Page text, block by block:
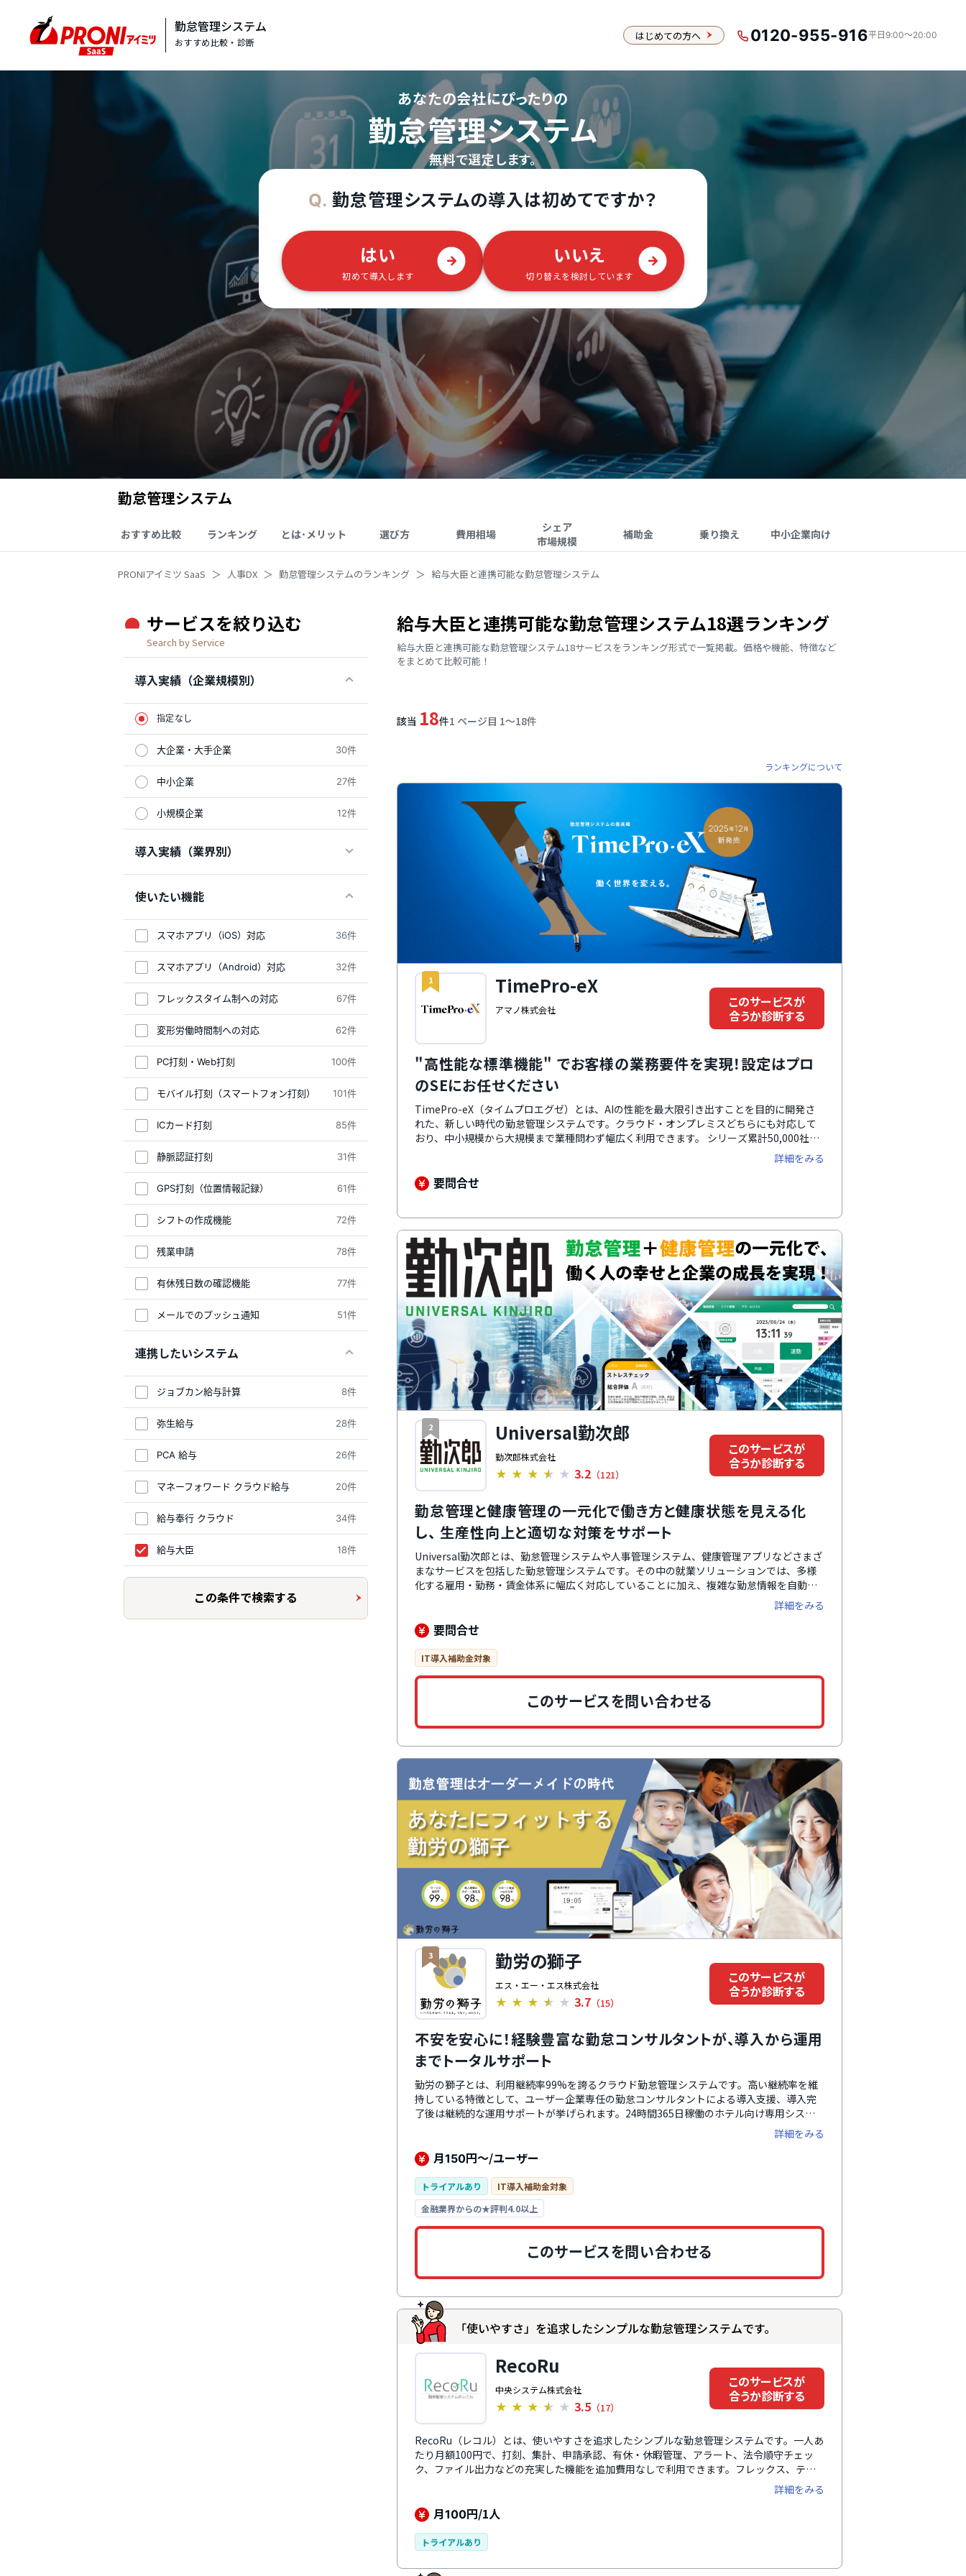
勤怠管理システム
おすすめ比較・診断 はじめての方へ 0120-955-916平日9:00〜20:00
あなたの会社にぴったりの
勤怠管理システム
無料で選定します。
Q. 勤怠管理システムの導入は初めてですか？
はい
初めて導入します
いいえ
切り替えを検討しています
勤怠管理システム
おすすめ比較 ランキング とは･メリット 選び方 費用相場
シェア
市場規模
補助金 乗り換え 中小企業向け
PRONIアイミツ SaaS 人事DX 勤怠管理システムのランキング 給与大臣と連携可能な勤怠管理システム
サービスを絞り込む
Search by Service
導入実績（企業規模別）
指定なし
大企業・大手企業 30件
中小企業 27件
小規模企業 12件
導入実績（業界別）
使いたい機能
スマホアプリ（iOS）対応 36件
スマホアプリ（Android）対応 32件
フレックスタイム制への対応 67件
変形労働時間制への対応 62件
PC打刻・Web打刻 100件
モバイル打刻（スマートフォン打刻） 101件
ICカード打刻 85件
静脈認証打刻 31件
GPS打刻（位置情報記録） 61件
シフトの作成機能 72件
残業申請 78件
有休残日数の確認機能 77件
メールでのプッシュ通知 51件
連携したいシステム
ジョブカン給与計算 8件
弥生給与 28件
PCA 給与 26件
マネーフォワード クラウド給与 20件
給与奉行 クラウド 34件
給与大臣 18件
この条件で検索する
給与大臣と連携可能な勤怠管理システム18選ランキング
給与大臣と連携可能な勤怠管理システム18サービスをランキング形式で一覧掲載。価格や機能、特徴など
をまとめて比較可能！
該当 18件1 ページ目 1〜18件
ランキングについて
1 TimePro-eX
アマノ株式会社
このサービスが
合うか診断する
"高性能な標準機能" でお客様の業務要件を実現！設定はプロ
のSEにお任せください
TimePro-eX（タイムプロエグゼ）とは、AIの性能を最大限引き出すことを目的に開発さ
れた、新しい時代の勤怠管理システムです。クラウド・オンプレミスどちらにも対応して
おり、中小規模から大規模まで業種問わず幅広く利用できます。 シリーズ累計50,000社以
上の立ち上げ実績を有し、一人当たり平均立ち上げ実績200社以上を誇るSEが、要件定義
から稼働までを伴走支援します。高性能・伴走支援力・直感的なUI/UXで1件の労務リスク
も見逃さない仕組みの実現を目指します。
詳細をみる
要問合せ
2 Universal勤次郎
勤次郎株式会社
★ ★ ★ ★ ★ 3.2 （121）
このサービスが
合うか診断する
勤怠管理と健康管理の一元化で働き方と健康状態を見える化
し、 生産性向上と適切な対策をサポート
Universal勤次郎とは、勤怠管理システムや人事管理システム、健康管理アプリなどさまざ
まなサービスを包括した勤怠管理システムです。その中の就業ソリューションでは、多様
化する雇用・勤務・賃金体系に幅広く対応していることに加え、複雑な勤怠情報を自動化
することで勤怠管理業務の効率化を実現できます。ICカード打刻、PC打刻、スマホ打刻、
指紋認証打刻などの複数の打刻方法に対応。様式9や常勤換算表用のデータ自動作成機能、
46,000種類のシフト登録、5パターンの権限設定などが簡単にできて複雑な雇用形態でも柔
軟に対応可能です。
詳細をみる
要問合せ
IT導入補助金対象
このサービスを問い合わせる
3 勤労の獅子
エス・エー・エス株式会社
★ ★ ★ ★ ★ 3.7 （15）
このサービスが
合うか診断する
不安を安心に！経験豊富な勤怠コンサルタントが、導入から運用
までトータルサポート
勤労の獅子とは、利用継続率99%を誇るクラウド勤怠管理システムです。高い継続率を維
持している特徴として、ユーザー企業専任の勤怠コンサルタントによる導入支援、導入完
了後は継続的な運用サポートが挙げられます。24時間365日稼働のホテル向け専用システ
ムを出発点に設計されていることから機能も充実しているのが無力。ニーズに合わせた打
刻、休暇管理、法令を基準とした労働時間の適正把握、権限ごとの細かな利用制限設定、
勤怠申請ワークフローやデータ出力とさまざまな業種、職種、契約形態に合わせた運用が
可能です。はじめて勤怠管理システムを導入したい企業や、現在利用中の勤怠管理システ
ムで課題が解決しきれない企業におすすめの勤怠管理システムです。
詳細をみる
月150円～/ユーザー
トライアルあり
IT導入補助金対象
金融業界からの★評判4.0以上
このサービスを問い合わせる
「使いやすさ」を追求したシンプルな勤怠管理システムです。
RecoRu
中央システム株式会社
★ ★ ★ ★ ★ 3.5 （17）
このサービスが
合うか診断する
RecoRu（レコル）とは、使いやすさを追求したシンプルな勤怠管理システムです。一人あ
たり月額100円で、打刻、集計、申請承認、有休・休暇管理、アラート、法令順守チェッ
ク、ファイル出力などの充実した機能を追加費用なしで利用できます。フレックス、テレ
ワーク、直行直帰など、さまざまな勤務形態に合わせて柔軟な設定も可能です。打刻方法
はICカード打刻、スマホアプリ打刻、顔認証打刻などがあり、運用にあわせて選択できま
す。トライアル中からメール・電話・AIチャットでの問い合わせ対応など充実したサポー
トを無料で提供しているため、スムーズな導入に貢献します。
詳細をみる
月100円/1人
トライアルあり